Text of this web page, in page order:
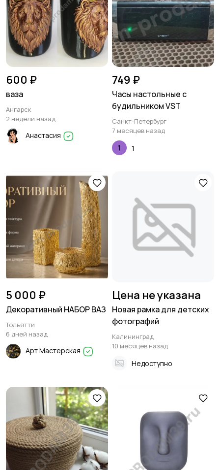
600 ₽
ваза
Ангарск
2 недели назад
Анастасия
749 ₽
Часы настольные с
будильником VST
Санкт-Петербург
7 месяцев назад
1
5 000 ₽
Декоративный НАБОР ВАЗ
Тольятти
6 дней назад
Арт Мастерская
Цена не указана
Новая рамка для детских
фотографий
Калининград
10 месяцев назад
Недоступно